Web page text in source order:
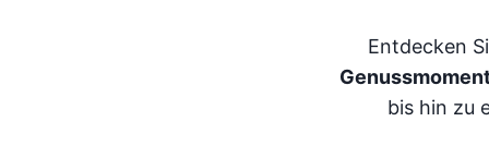
Entdecken
bis hin zu